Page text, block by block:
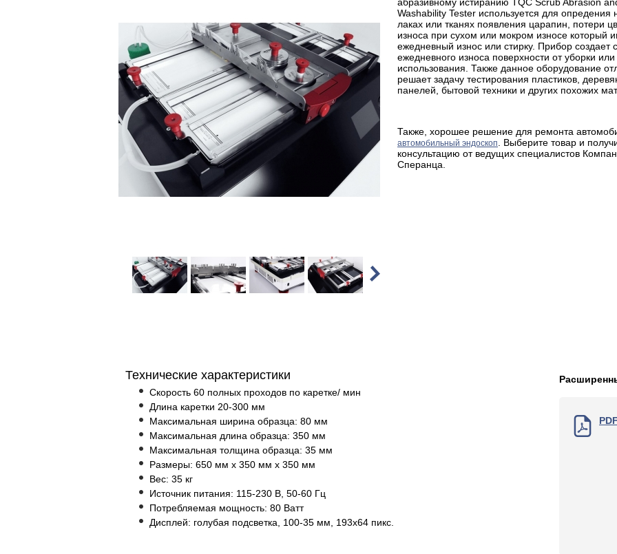
Washability Tester используется для опредения
лаках или тканях появления царапин, потери
износа при сухом или мокром износе который
ежедневный износ или стирку. Прибор создает
ежедневного износа поверхности от уборки
использования. Также данное оборудование
решает задачу тестирования пластиков,
панелей, бытовой техники и других похожих
Также, хорошее решение для ремонта
автомобильный эндоскоп
. Выберите товар и
консультацию от ведущих специалистов
Сперанца.
Технические характеристики
Скорость 60 полных проходов по каретке/ мин
Длина каретки 20-300 мм
Максимальная ширина образца: 80 мм
Максимальная длина образца: 350 мм
Максимальная толщина образца: 35 мм
Размеры: 650 мм х 350 мм х 350 мм
Вес: 35 кг
Источник питания: 115-230 В, 50-60 Гц
Потребляемая мощность: 80 Ватт
Дисплей: голубая подсветка, 100-35 мм, 193х64 пикс.